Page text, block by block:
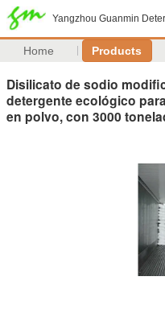
Yangzhou Guanmin
Home Products
Disilicato de sodio
detergente ecológico
en polvo, con 3000